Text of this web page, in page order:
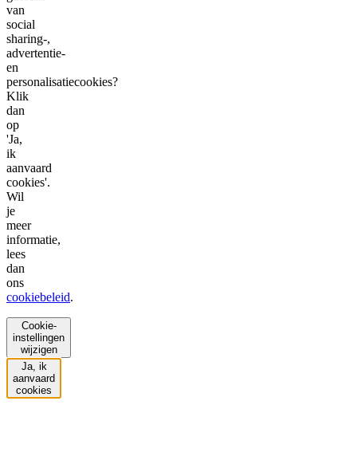
van
social
sharing-,
advertentie-
en
personalisatiecookies?
Klik
dan
op
'Ja,
ik
aanvaard
cookies'.
Wil
je
meer
informatie,
lees
dan
ons
cookiebeleid.
Cookie-
instellingen
wijzigen
Ja, ik
aanvaard
cookies